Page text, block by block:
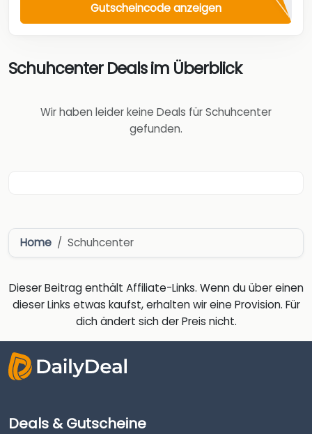
Gutscheincode anzeigen
Schuhcenter Deals im Überblick
Wir haben leider keine Deals für Schuhcenter
gefunden.
Home Schuhcenter
Dieser Beitrag enthält Affiliate-Links. Wenn du über einen
dieser Links etwas kaufst, erhalten wir eine Provision. Für
dich ändert sich der Preis nicht.
Deals & Gutscheine